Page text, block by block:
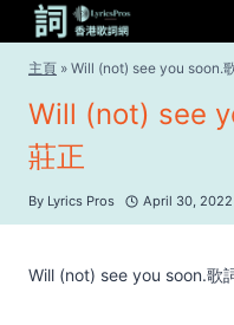
content
主頁 » Will (not) see you soon.
Will (not) see
莊正
By Lyrics Pros April 30, 2022
Will (not) see you soon.歌